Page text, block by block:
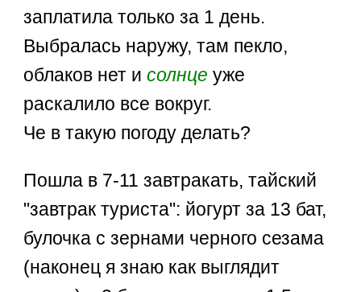
заплатила только за 1 день.
Выбралась наружу, там пекло,
облаков нет исолнце уже
раскалило все вокруг.
Че в такую погоду делать?
Пошла в 7-11 завтракать, тайский
"завтрак туриста": йогурт за 13 бат,
булочка с зернами черного сезама
(наконец я знаю как выглядит